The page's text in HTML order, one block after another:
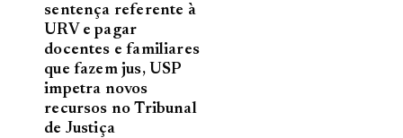
sentença referente à
URV e pagar
docentes e familiares
que fazem jus, USP
impetra novos
recursos no Tribunal
de Justiça